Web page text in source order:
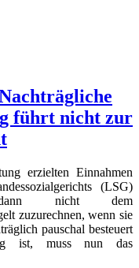
führt nicht zur
erzielten Einnahmen
(LSG)
dann nicht dem
zuzurechnen, wenn sie
pauschal besteuert
ist, muss nun das